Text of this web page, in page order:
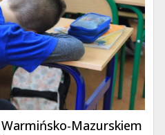
Mazurskiem